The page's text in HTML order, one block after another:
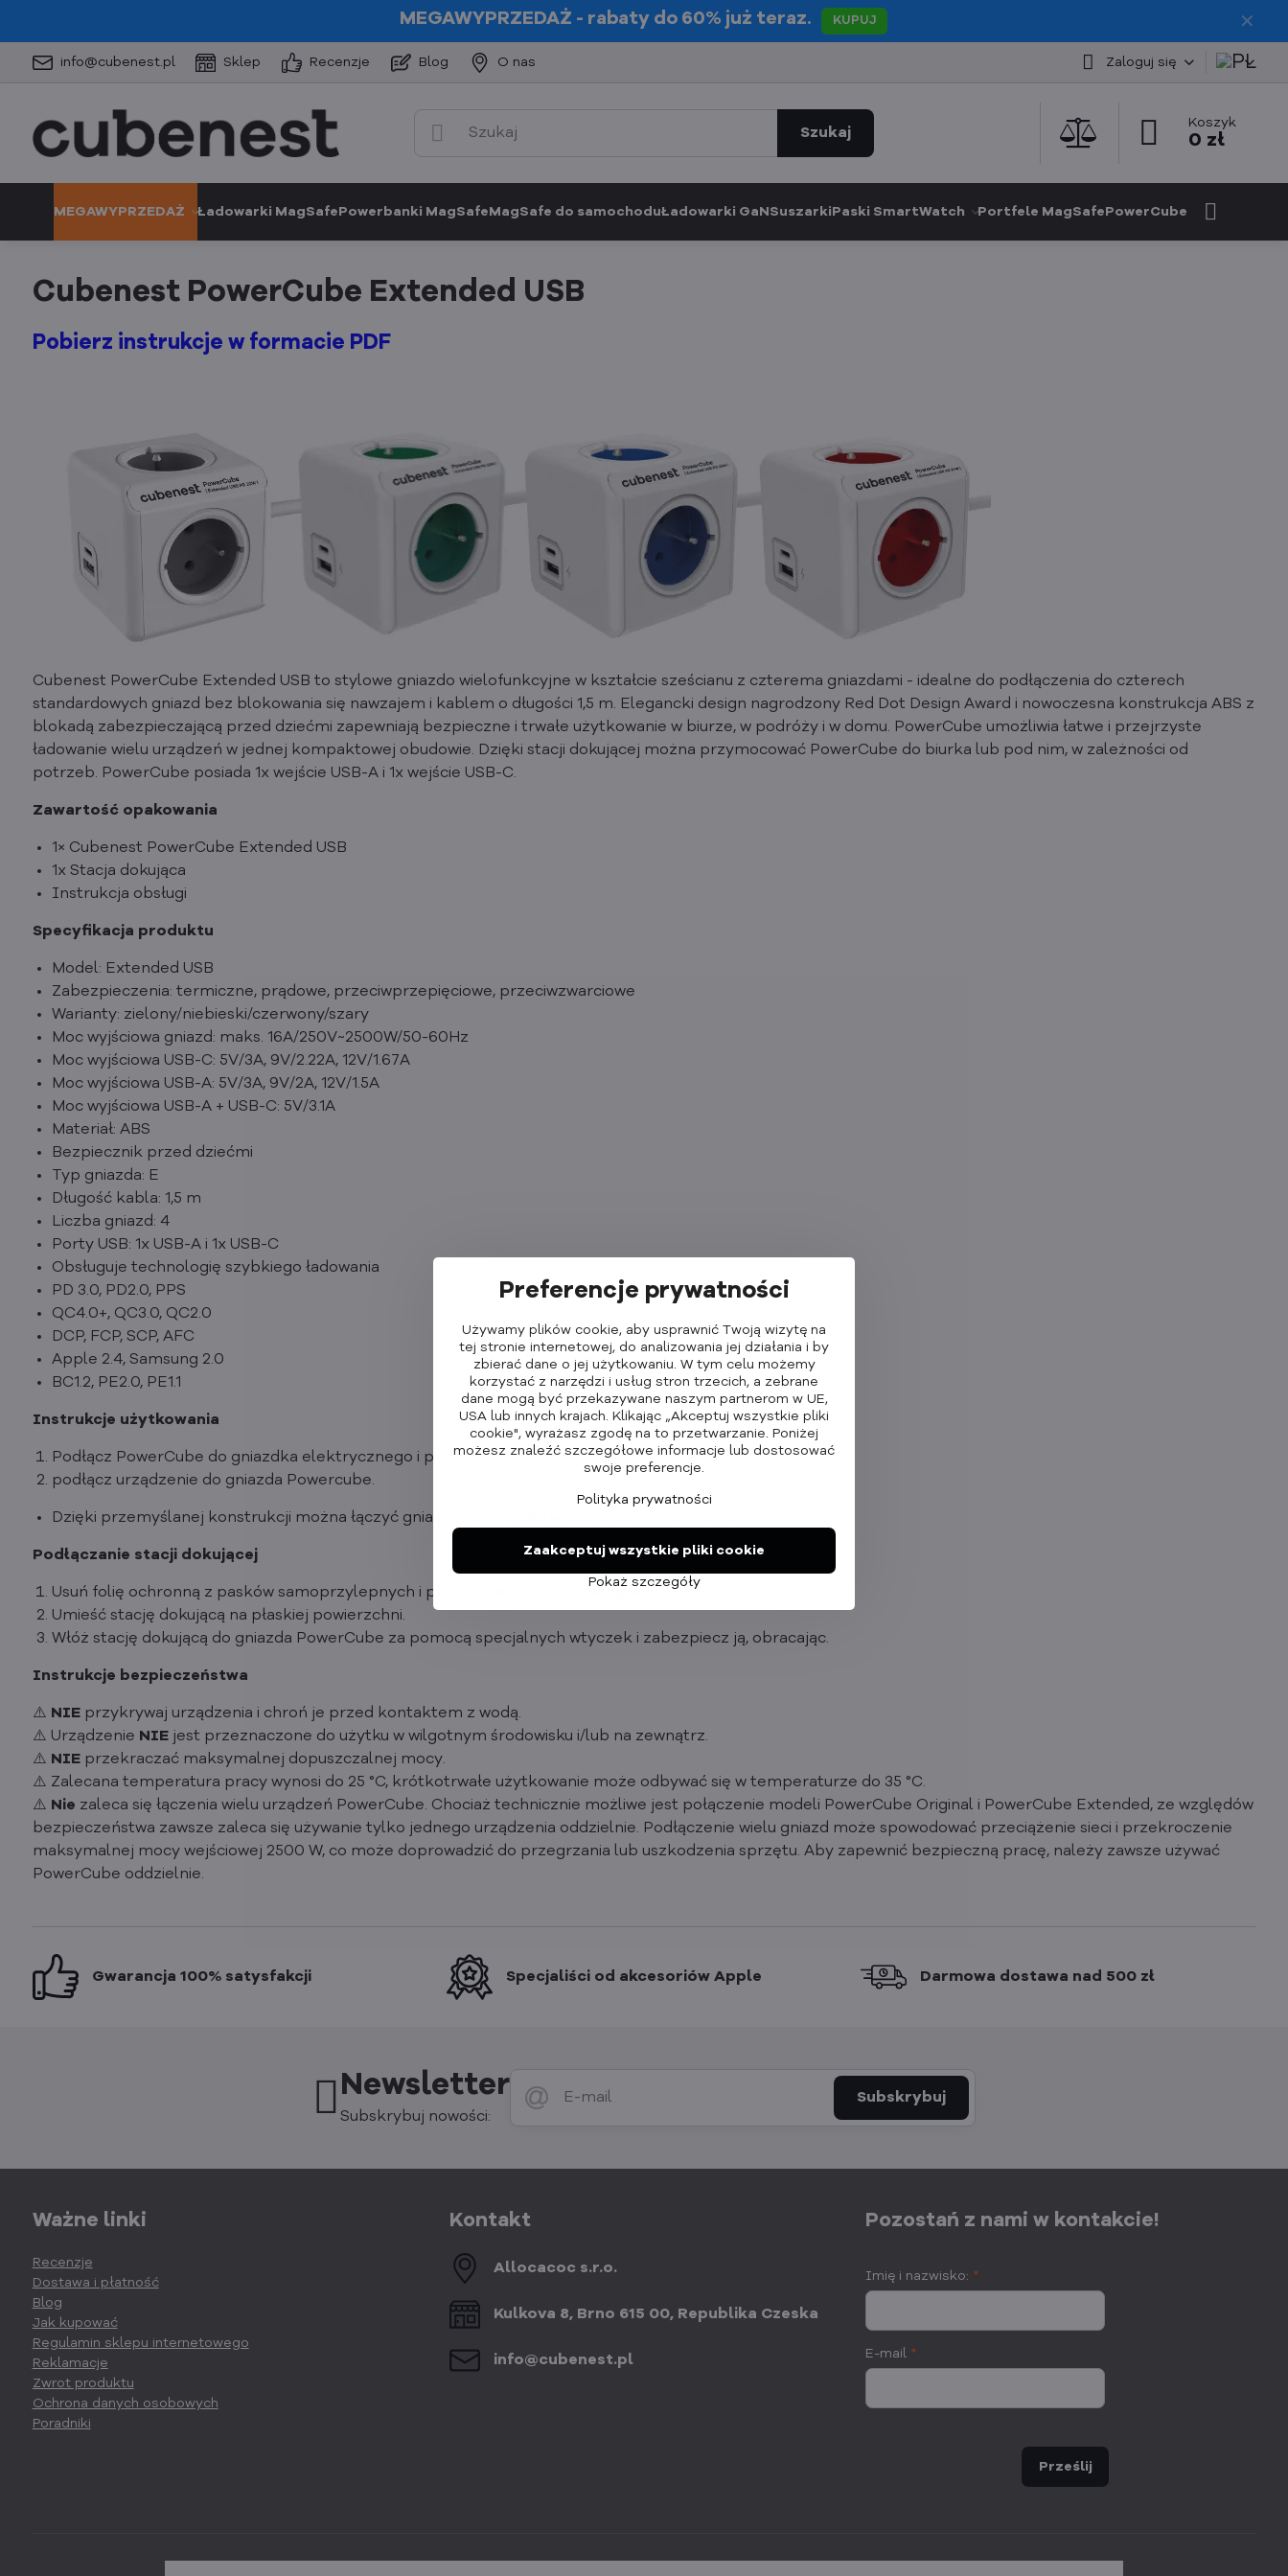
✕
MEGAWYPRZEDAŻ - rabaty do 60% już teraz. KUPUJ
info@cubenest.pl Sklep Recenzje Blog O nas Zaloguj się
Szukaj
Koszyk
0 zł
MEGAWYPRZEDAŻ Ładowarki MagSafe Powerbanki MagSafe MagSafe do samochoduŁadowarki GaN Suszarki Paski SmartWatch Portfele MagSafe PowerCube
Cubenest PowerCube Extended USB
Pobierz instrukcje w formacie PDF
Cubenest PowerCube Extended USB to stylowe gniazdo wielofunkcyjne w kształcie sześcianu z czterema gniazdami - idealne do podłączenia do czterech
standardowych gniazd bez blokowania się nawzajem i kablem o długości 1,5 m. Elegancki design nagrodzony Red Dot Design Award i nowoczesna konstrukcja ABS z
blokadą zabezpieczającą przed dziećmi zapewniają bezpieczne i trwałe użytkowanie w biurze, w podróży i w domu. PowerCube umożliwia łatwe i przejrzyste
ładowanie wielu urządzeń w jednej kompaktowej obudowie. Dzięki stacji dokującej można przymocować PowerCube do biurka lub pod nim, w zależności od
potrzeb. PowerCube posiada 1x wejście USB-A i 1x wejście USB-C.
Zawartość opakowania
1× Cubenest PowerCube Extended USB
1x Stacja dokująca
Instrukcja obsługi
Specyfikacja produktu
Model: Extended USB
Zabezpieczenia: termiczne, prądowe, przeciwprzepięciowe, przeciwzwarciowe
Warianty: zielony/niebieski/czerwony/szary
Moc wyjściowa gniazd: maks. 16A/250V~2500W/50-60Hz
Moc wyjściowa USB-C: 5V/3A, 9V/2.22A, 12V/1.67A
Moc wyjściowa USB-A: 5V/3A, 9V/2A, 12V/1.5A
Moc wyjściowa USB-A + USB-C: 5V/3.1A
Materiał: ABS
Bezpiecznik przed dziećmi
Typ gniazda: E
Długość kabla: 1,5 m
Liczba gniazd: 4
Porty USB: 1x USB-A i 1x USB-C
Obsługuje technologię szybkiego ładowania
PD 3.0, PD2.0, PPS
QC4.0+, QC3.0, QC2.0
DCP, FCP, SCP, AFC
Apple 2.4, Samsung 2.0
BC1.2, PE2.0, PE1.1
Instrukcje użytkowania
Podłącz PowerCube do gniazdka elektrycznego i podłącz urządzenie
podłącz urządzenie do gniazda Powercube.
Dzięki przemyślanej konstrukcji można łączyć gniazda i porty USB w zależności od potrzeb.
Podłączanie stacji dokującej
Usuń folię ochronną z pasków samoprzylepnych i przyklej je do stacji dokującej.
Umieść stację dokującą na płaskiej powierzchni.
Włóż stację dokującą do gniazda PowerCube za pomocą specjalnych wtyczek i zabezpiecz ją, obracając.
Instrukcje bezpieczeństwa
⚠️ NIEprzykrywaj urządzenia i chroń je przed kontaktem z wodą.
⚠️ Urządzenie NIEjest przeznaczone do użytku w wilgotnym środowisku i/lub na zewnątrz.
⚠️ NIEprzekraczać maksymalnej dopuszczalnej mocy.
⚠️ Zalecana temperatura pracy wynosi do 25 °C, krótkotrwałe użytkowanie może odbywać się w temperaturze do 35 °C.
⚠️ Nie zaleca się łączenia wielu urządzeń PowerCube. Chociaż technicznie możliwe jest połączenie modeli PowerCube Original i PowerCube Extended, ze względów
bezpieczeństwa zawsze zaleca się używanie tylko jednego urządzenia oddzielnie. Podłączenie wielu gniazd może spowodować przeciążenie sieci i przekroczenie
maksymalnej mocy wejściowej 2500 W, co może doprowadzić do przegrzania lub uszkodzenia sprzętu. Aby zapewnić bezpieczną pracę, należy zawsze używać
PowerCube oddzielnie.
Gwarancja 100% satysfakcji Specjaliści od akcesoriów Apple Darmowa dostawa nad 500 zł
Newsletter
Subskrybuj nowości:
Subskrybuj
Ważne linki
Recenzje
Dostawa i płatność
Blog
Jak kupować
Regulamin sklepu internetowego
Reklamacje
Zwrot produktu
Ochrona danych osobowych
Poradniki
Kontakt
Allocacoc s​.r​.o​.
Kulkova 8, Brno 615 00, Republika Czeska
info​@cubenest​.pl
Pozostań z nami w kontakcie!
Imię i nazwisko: *
E-mail *
Prześlij
Preferencje prywatności
Używamy plików cookie, aby usprawnić Twoją wizytę na
tej stronie internetowej, do analizowania jej działania i by
zbierać dane o jej użytkowaniu. W tym celu możemy
korzystać z narzędzi i usług stron trzecich, a zebrane
dane mogą być przekazywane naszym partnerom w UE,
USA lub innych krajach. Klikając „Akceptuj wszystkie pliki
cookie", wyrażasz zgodę na to przetwarzanie. Poniżej
możesz znaleźć szczegółowe informacje lub dostosować
swoje preferencje.
Polityka prywatności
Pokaż szczegóły
Zaakceptuj wszystkie pliki cookie